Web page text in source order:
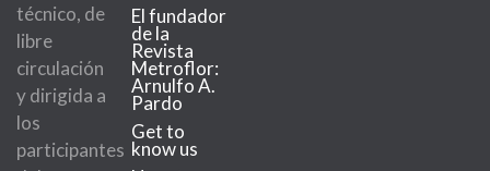
técnico, de
libre
circulación
y dirigida a
los
participantes
El fundador
de la
Revista
Metroflor:
Arnulfo A.
Pardo
Get to
know us